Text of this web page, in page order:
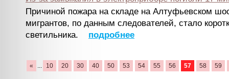
Причиной пожара на складе на Алтуфьевском
мигрантов, по данным следователей, стало
светильника. подробнее
« ... 10 20 30 40 50 53 54 55 56 57 58 59